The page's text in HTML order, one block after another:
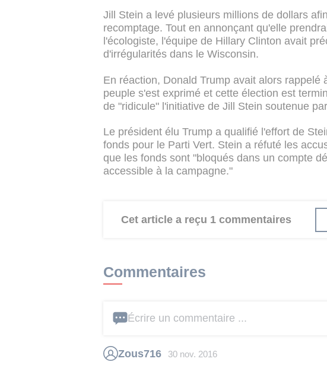
Jill Stein a levé plusieurs millions de dollars
recomptage. Tout en annonçant qu'elle
l'écologiste, l'équipe de Hillary Clinton avait
d'irrégularités dans le Wisconsin.
En réaction, Donald Trump avait alors rappelé
peuple s'est exprimé et cette élection est
de "ridicule" l'initiative de Jill Stein soutenue
Le président élu Trump a qualifié l'effort de
fonds pour le Parti Vert. Stein a réfuté les
que les fonds sont "bloqués dans un compte
accessible à la campagne."
Cet article a reçu 1 commentaires
Commentaires
Écrire un commentaire ...
Zous716 30 nov. 2016